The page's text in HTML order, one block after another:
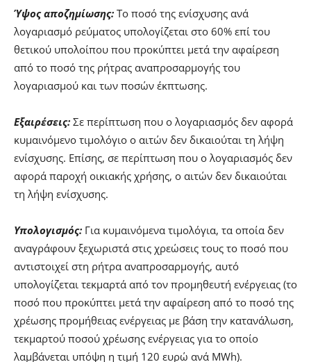
Ύψος αποζημίωσης: Το ποσό της ενίσχυσης ανά
λογαριασμό ρεύματος υπολογίζεται στο 60% επί του
θετικού υπολοίπου που προκύπτει μετά την αφαίρεση
από το ποσό της ρήτρας αναπροσαρμογής του
λογαριασμού και των ποσών έκπτωσης.
Εξαιρέσεις: Σε περίπτωση που ο λογαριασμός δεν αφορά
κυμαινόμενο τιμολόγιο ο αιτών δεν δικαιούται τη λήψη
ενίσχυσης. Επίσης, σε περίπτωση που ο λογαριασμός δεν
αφορά παροχή οικιακής χρήσης, ο αιτών δεν δικαιούται
τη λήψη ενίσχυσης.
Υπολογισμός: Για κυμαινόμενα τιμολόγια, τα οποία δεν
αναγράφουν ξεχωριστά στις χρεώσεις τους το ποσό που
αντιστοιχεί στη ρήτρα αναπροσαρμογής, αυτό
υπολογίζεται τεκμαρτά από τον προμηθευτή ενέργειας (το
ποσό που προκύπτει μετά την αφαίρεση από το ποσό της
χρέωσης προμήθειας ενέργειας με βάση την κατανάλωση,
τεκμαρτού ποσού χρέωσης ενέργειας για το οποίο
λαμβάνεται υπόψη η τιμή 120 ευρώ ανά MWh).